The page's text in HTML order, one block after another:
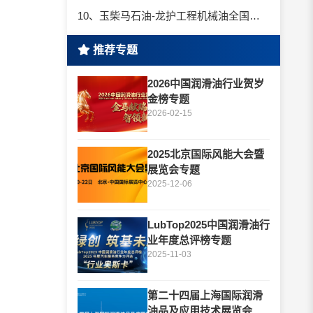
10、玉柴马石油-龙护工程机械油全国招商丨卓越的品质，专业的品牌！
推荐专题
2026中国润滑油行业贺岁
金榜专题
2026-02-15
2025北京国际风能大会暨
展览会专题
2025-12-06
LubTop2025中国润滑油行
业年度总评榜专题
2025-11-03
第二十四届上海国际润滑
油品及应用技术展览会专